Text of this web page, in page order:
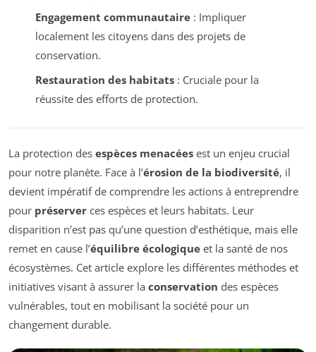
Engagement communautaire: Impliquer
localement les citoyens dans des projets de
conservation.
Restauration des habitats: Cruciale pour la
réussite des efforts de protection.
La protection des espèces menacées est un enjeu crucial
pour notre planète. Face à l’érosion de la biodiversité, il
devient impératif de comprendre les actions à entreprendre
pour préserver ces espèces et leurs habitats. Leur
disparition n’est pas qu’une question d’esthétique, mais elle
remet en cause l’équilibre écologique et la santé de nos
écosystèmes. Cet article explore les différentes méthodes et
initiatives visant à assurer la conservation des espèces
vulnérables, tout en mobilisant la société pour un
changement durable.